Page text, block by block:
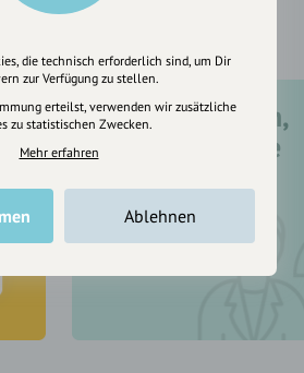
Registriere dich,
um dir Einträge
die technisch erforderlich sind, um Dir
zur Verfügung zu stellen.
erteilst, verwenden wir zusätzliche
zu statistischen Zwecken.
Mehr erfahren
Ablehnen